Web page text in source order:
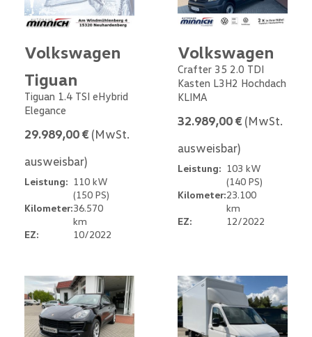
Volkswagen
Tiguan
Tiguan 1.4 TSI eHybrid
Elegance
29.989,00 € (MwSt.
ausweisbar)
Leistung: 110 kW
(150 PS)
Kilometer:36.570
km
EZ:
10/2022
Volkswagen
Crafter 35 2.0 TDI
Kasten L3H2 Hochdach
KLIMA
32.989,00 € (MwSt.
ausweisbar)
Leistung: 103 kW
(140 PS)
Kilometer:23.100
km
EZ:
12/2022